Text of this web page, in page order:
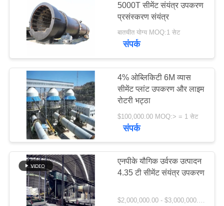
गुणवत्ता
नियंत्रण
संपर्क
समाचार
एक
उद्धरण
की
विनती
मिल गिर्थ गियर
कास्टिंग और फोर्जिंग
5000T सीमेंट संयंत्र उपकरण
प्रसंस्करण संयंत्र
बातचीत योग्य MOQ:1 सेट
संपर्क
4% ओब्लिकिटी 6M व्यास
सीमेंट प्लांट उपकरण और लाइम
रोटरी भट्ठा
$100,000.00 MOQ:> = 1 सेट
संपर्क
एनपीके यौगिक उर्वरक उत्पादन
4.35 टी सीमेंट संयंत्र उपकरण
$2,000,000.00 - $3,000,000.00 / Set MOQ:1 सेट / सेट